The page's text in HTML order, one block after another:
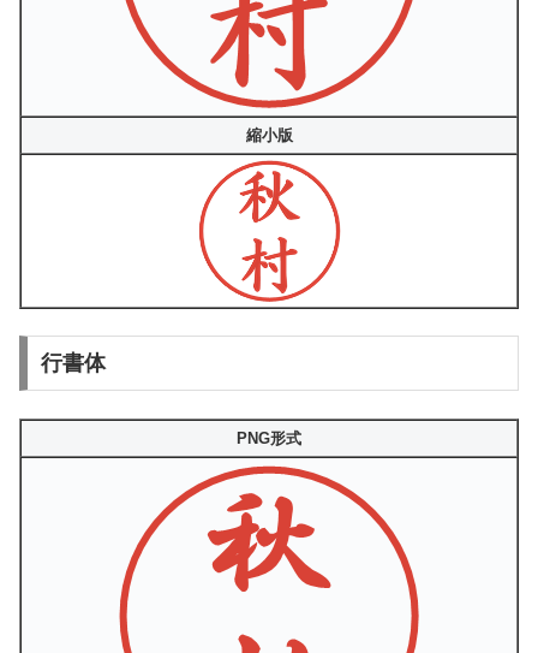
縮小版
行書体
PNG形式